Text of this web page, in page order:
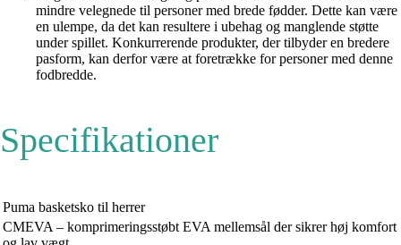
mindre velegnede til personer med brede fødder. Dette kan være
en ulempe, da det kan resultere i ubehag og manglende støtte
under spillet. Konkurrerende produkter, der tilbyder en bredere
pasform, kan derfor være at foretrække for personer med denne
fodbredde.
Specifikationer
Puma basketsko til herrer
CMEVA – komprimeringsstøbt EVA mellemsål der sikrer høj komfort